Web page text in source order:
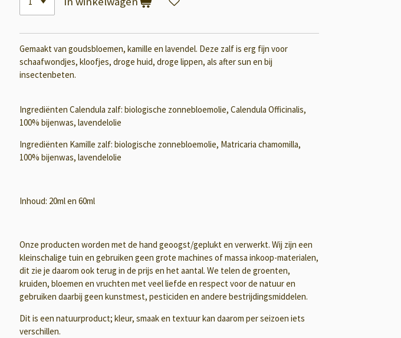
Gemaakt van goudsbloemen, kamille en lavendel. Deze zalf is erg fijn voor
schaafwondjes, kloofjes, droge huid, droge lippen, als after sun en bij
insectenbeten.
Ingrediënten Calendula zalf: biologische zonnebloemolie, Calendula Officinalis,
100% bijenwas, lavendelolie
Ingrediënten Kamille zalf: biologische zonnebloemolie, Matricaria chamomilla,
100% bijenwas, lavendelolie
Inhoud: 20ml en 60ml
Onze producten worden met de hand geoogst/geplukt en verwerkt. Wij zijn een
kleinschalige tuin en gebruiken geen grote machines of massa inkoop-materialen,
dit zie je daarom ook terug in de prijs en het aantal. We telen de groenten,
kruiden, bloemen en vruchten met veel liefde en respect voor de natuur en
gebruiken daarbij geen kunstmest, pesticiden en andere bestrijdingsmiddelen.
Dit is een natuurproduct; kleur, smaak en textuur kan daarom per seizoen iets
verschillen.